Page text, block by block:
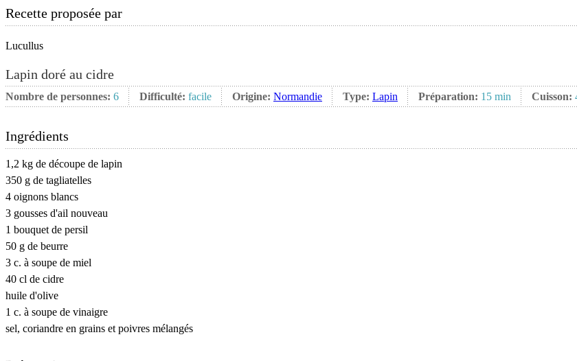
Recette proposée par
Lucullus
Lapin doré au cidre
Nombre de personnes: 6 Difficulté: facile Origine: Normandie Type: Lapin Préparation: 15 min Cuisson:
Ingrédients
1,2 kg de découpe de lapin
350 g de tagliatelles
4 oignons blancs
3 gousses d'ail nouveau
1 bouquet de persil
50 g de beurre
3 c. à soupe de miel
40 cl de cidre
huile d'olive
1 c. à soupe de vinaigre
sel, coriandre en grains et poivres mélangés